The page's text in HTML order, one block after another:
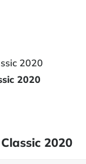
2020
2020